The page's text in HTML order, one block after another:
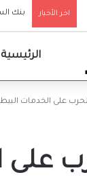
اخر الأخبار أخطر
الرئيسية
الحرب على الخدمات